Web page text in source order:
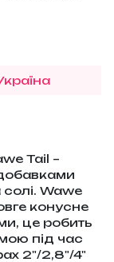
Tail –
солі. Wawe
конусне
це робить
під час
2"/2,8"/4"